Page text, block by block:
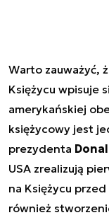
Warto zauważyć,
Księżycu wpisuje
amerykańskiej
księżycowy jest
prezydenta
USA zrealizują
na Księżycu
również